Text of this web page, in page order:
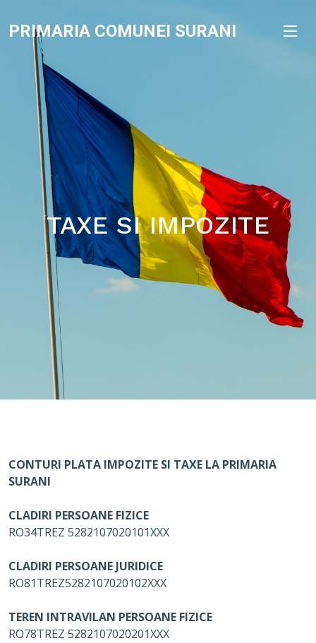
PRIMARIA COMUNEI SURANI
TAXE SI IMPOZITE
CONTURI PLATA IMPOZITE SI TAXE LA PRIMARIA
SURANI
CLADIRI PERSOANE FIZICE
RO34TREZ 5282107020101XXX
CLADIRI PERSOANE JURIDICE
RO81TREZ5282107020102XXX
TEREN INTRAVILAN PERSOANE FIZICE
RO78TREZ 5282107020201XXX